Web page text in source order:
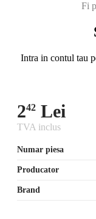
Fi
Intra in contul tau
242 Lei
TVA inclus
Numar piesa
Producator
Brand